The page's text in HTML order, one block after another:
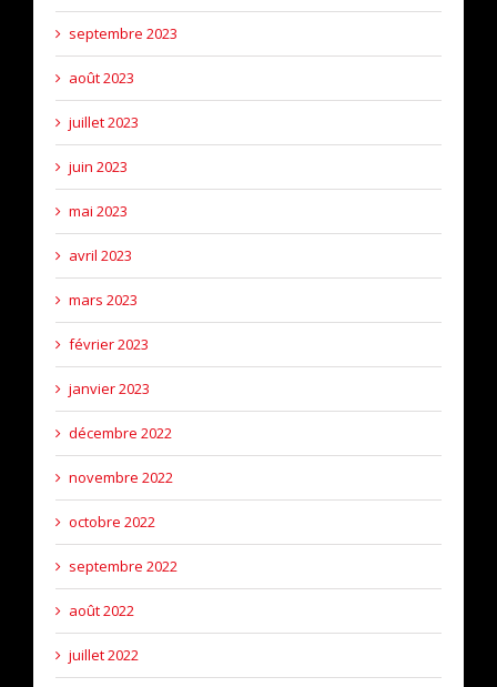
septembre 2023
août 2023
juillet 2023
juin 2023
mai 2023
avril 2023
mars 2023
février 2023
janvier 2023
décembre 2022
novembre 2022
octobre 2022
septembre 2022
août 2022
juillet 2022